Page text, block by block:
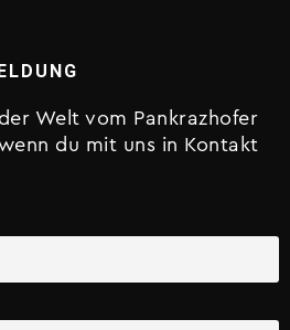
Welt vom Pankrazhofer
du mit uns in Kontakt